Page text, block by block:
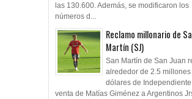
las 130.600. Además, se modificaron los
números d...
Reclamo millonario de
Martín (SJ)
San Martín de San Juan
alrededor de 2.5 millones
dólares de
venta de Matías Giménez a Argentinos